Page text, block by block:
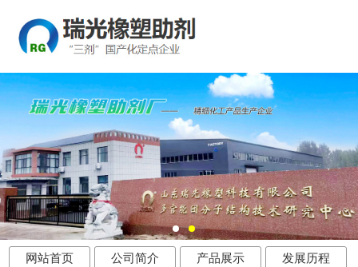
网站首页 公司简介 产品展示 发展历程